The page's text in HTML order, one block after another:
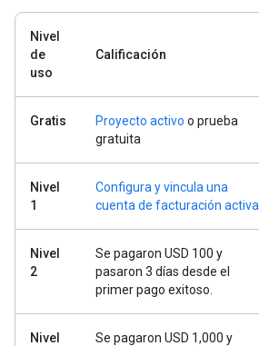
Nivel
de
uso
Calificación
Gratis Proyecto activo o prueba
gratuita
Nivel
1
Configura y vincula una
cuenta de facturación activa
Nivel
2
Se pagaron USD 100 y
pasaron 3 días desde el
primer pago exitoso.
Nivel
Se pagaron USD 1,000 y